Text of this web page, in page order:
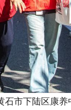
市下陆区康养